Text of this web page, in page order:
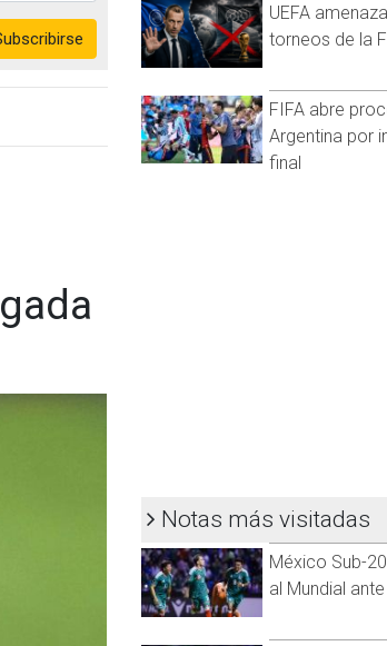
UEFA
torneos de la
FIFA abre
Argentina por
final
Notas más visitadas
México Sub-
al Mundial